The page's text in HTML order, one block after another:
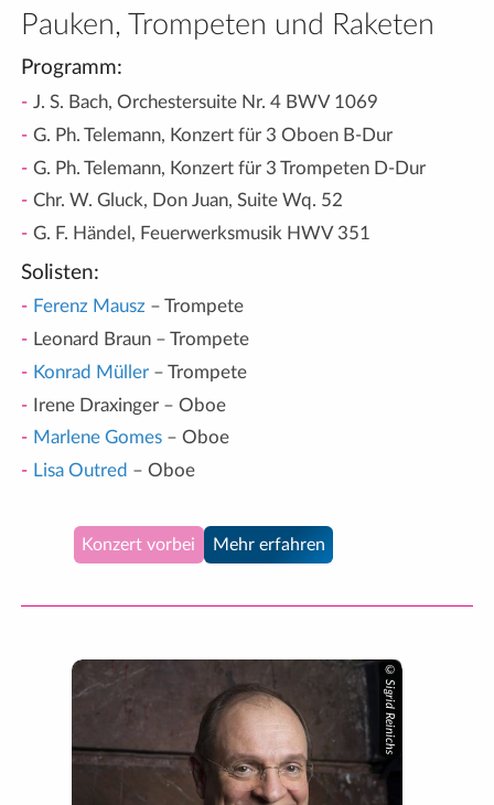
Pauken, Trompeten und Raketen
Programm:
J. S. Bach, Orchestersuite Nr. 4 BWV 1069
G. Ph. Telemann, Konzert für 3 Oboen B-Dur
G. Ph. Telemann, Konzert für 3 Trompeten D-Dur
Chr. W. Gluck, Don Juan, Suite Wq. 52
G. F. Händel, Feuerwerksmusik HWV 351
Solisten:
Ferenz Mausz – Trompete
Leonard Braun – Trompete
Konrad Müller – Trompete
Irene Draxinger – Oboe
Marlene Gomes – Oboe
Lisa Outred – Oboe
Konzert vorbei Mehr erfahren
© Sigrid Reinichs